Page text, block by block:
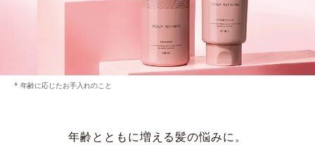
* 年齢に応じたお手入れのこと
年齢とともに増える髪の悩みに。